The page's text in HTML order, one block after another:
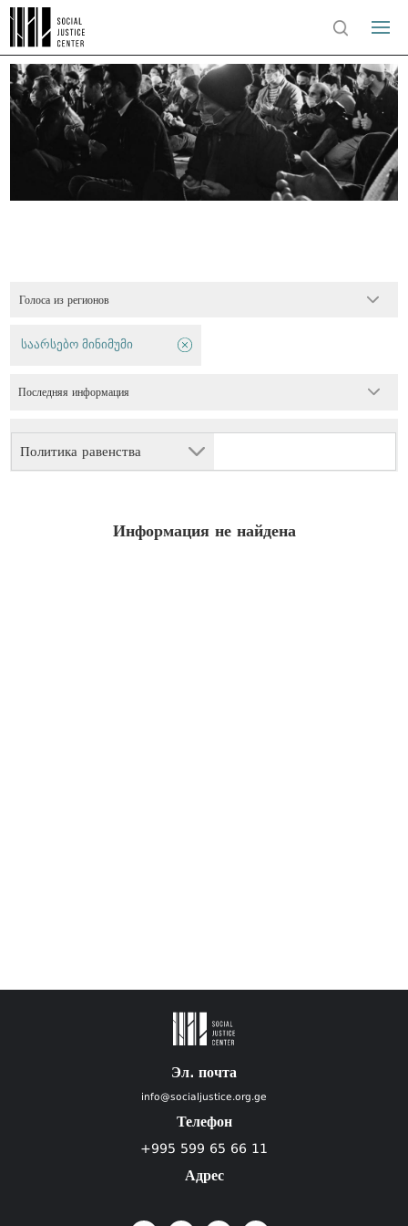
Голоса из регионов
Политика равенства
საარსებო მინიმუმი
Последняя информация
Информация не найдена
Эл. почта
info@socialjustice.org.ge
Телефон
+995 599 65 66 11
Адрес